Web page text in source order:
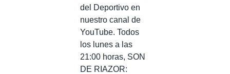
del Deportivo en
nuestro canal de
YouTube. Todos
los lunes a las
21:00 horas, SON
DE RIAZOR: